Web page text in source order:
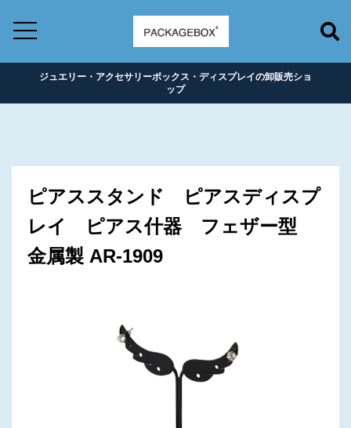
ジュエリー・アクセサリーボックス・ディスプレイの卸販売ショ
ップ
ピアススタンド ピアスディスプ
レイ ピアス什器 フェザー型
金属製 AR-1909